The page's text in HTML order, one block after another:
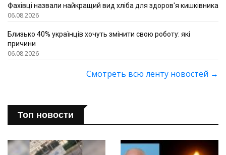
Фахівці назвали найкращий вид хліба для здоров'я кишківника
06.08.2026
Близько 40% українців хочуть змінити свою роботу: які
причини
06.08.2026
Смотреть всю ленту новостей →
Топ новости